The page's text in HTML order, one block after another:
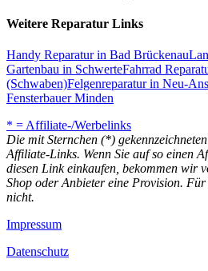
Weitere Reparatur Links
Handy Reparatur in Bad Brückenau
Gartenbau in SchwerteFahrrad
(Schwaben)Felgenreparatur in Neu-
Fensterbauer Minden
* = Affiliate-/Werbelinks
Die mit Sternchen (*)
Affiliate-Links. Wenn Sie auf so einen
diesen Link einkaufen, bekommen wir
Shop oder Anbieter eine Provision.
nicht.
Impressum
Datenschutz